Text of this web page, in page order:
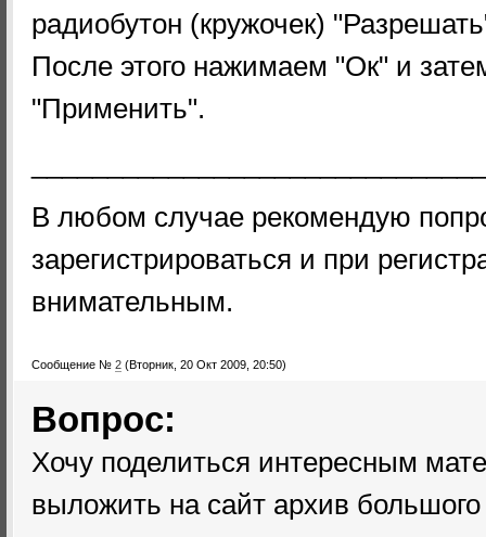
радиобутон (кружочек)
После этого нажимаем "Ок" и
"Применить".
В любом случае рекомендую
зарегистрироваться и при
внимательным.
Сообщение № 2 (Вторник, 20 Окт 2009, 20:50)
Вопрос:
Хочу поделиться интересным
выложить на сайт архив